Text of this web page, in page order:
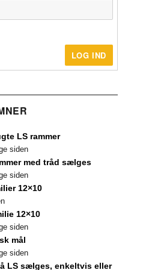
LOG IND
LS rammer
siden
med tråd sælges
siden
12×10
12×10
siden
mål
siden
LS sælges, enkeltvis eller